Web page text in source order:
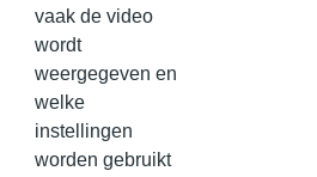
vaak de video
wordt
weergegeven en
welke
instellingen
worden gebruikt